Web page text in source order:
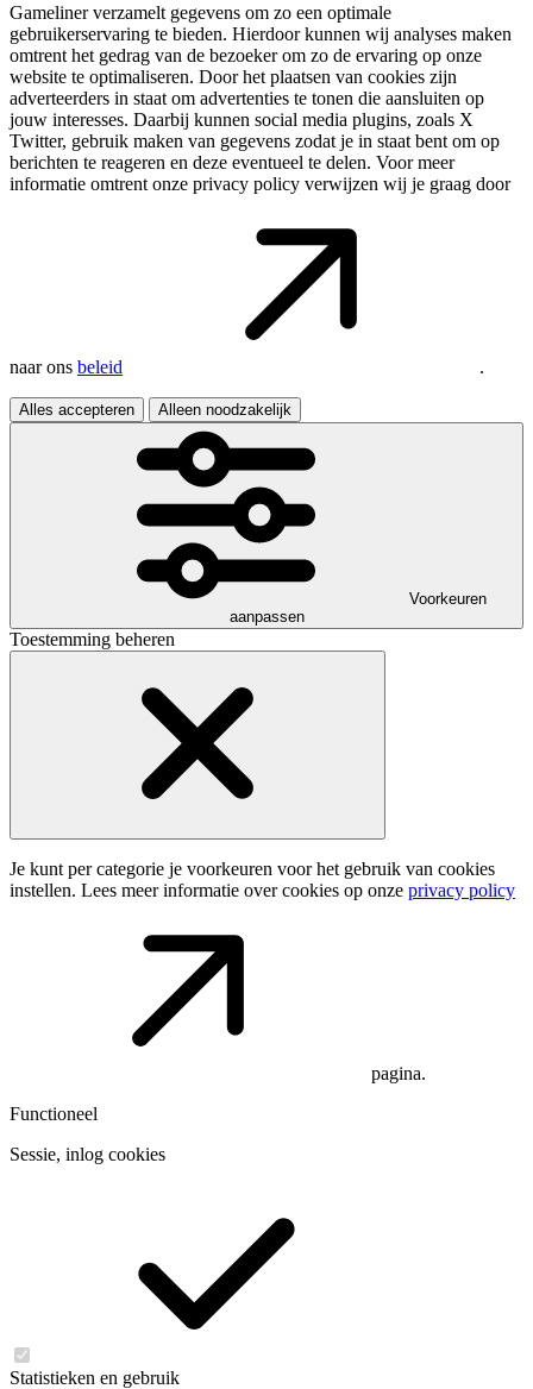
Gameliner verzamelt gegevens om zo een optimale
gebruikerservaring te bieden. Hierdoor kunnen wij analyses maken
omtrent het gedrag van de bezoeker om zo de ervaring op onze
website te optimaliseren. Door het plaatsen van cookies zijn
adverteerders in staat om advertenties te tonen die aansluiten op
jouw interesses. Daarbij kunnen social media plugins, zoals X
Twitter, gebruik maken van gegevens zodat je in staat bent om op
berichten te reageren en deze eventueel te delen. Voor meer
informatie omtrent onze privacy policy verwijzen wij je graag door
naar ons beleid .
Alles accepteren Alleen noodzakelijk
Voorkeuren
aanpassen
Toestemming beheren
Je kunt per categorie je voorkeuren voor het gebruik van cookies
instellen. Lees meer informatie over cookies op onze privacy policy
pagina.
Functioneel
Sessie, inlog cookies
Statistieken en gebruik